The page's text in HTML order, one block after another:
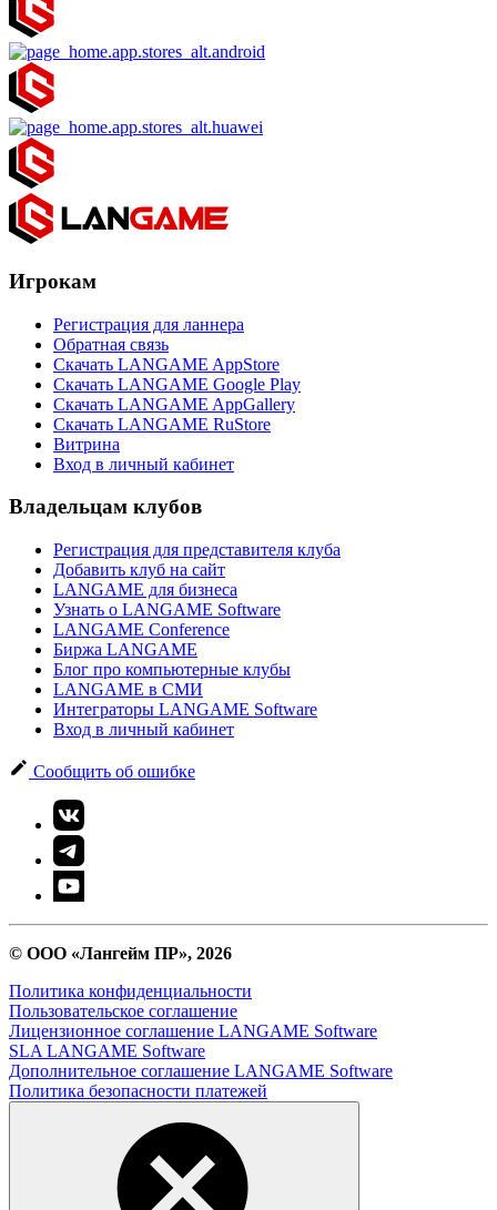
Игрокам
Регистрация для ланнера
Обратная связь
Скачать LANGAME AppStore
Скачать LANGAME Google Play
Скачать LANGAME AppGallery
Скачать LANGAME RuStore
Витрина
Вход в личный кабинет
Владельцам клубов
Регистрация для представителя клуба
Добавить клуб на сайт
LANGAME для бизнеса
Узнать о LANGAME Software
LANGAME Conference
Биржа LANGAME
Блог про компьютерные клубы
LANGAME в СМИ
Интеграторы LANGAME Software
Вход в личный кабинет
Сообщить об ошибке
© ООО «Лангейм ПР», 2026
Политика конфиденциальности
Пользовательское соглашение
Лицензионное соглашение LANGAME Software
SLA LANGAME Software
Дополнительное соглашение LANGAME Software
Политика безопасности платежей